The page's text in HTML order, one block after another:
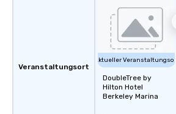
Veranstaltungsort
Aktueller Veranstaltungsort
DoubleTree by
Hilton Hotel
Berkeley Marina